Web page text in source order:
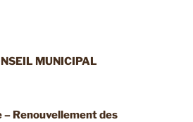
MUNICIPAL
Renouvellement des